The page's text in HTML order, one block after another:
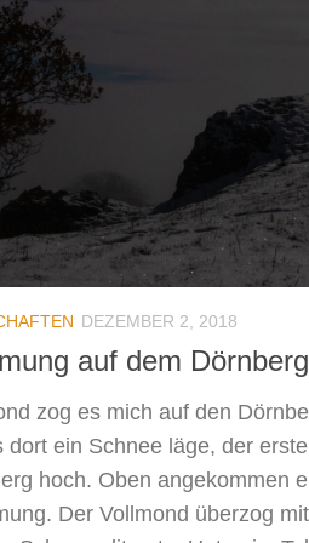
DEZEMBER 2, 2018
auf dem Dörnberg
zog es mich auf den
dort ein Schnee läge, der
hoch. Oben angekommen
Der Vollmond überzog